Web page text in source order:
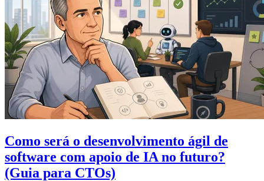
Como será o desenvolvimento ágil de
software com apoio de IA no futuro?
(Guia para CTOs)